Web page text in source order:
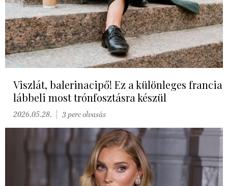
Viszlát, balerinacipő! Ez a különleges francia
lábbeli most trónfosztásra készül
2026.05.28. 3 perc olvasás